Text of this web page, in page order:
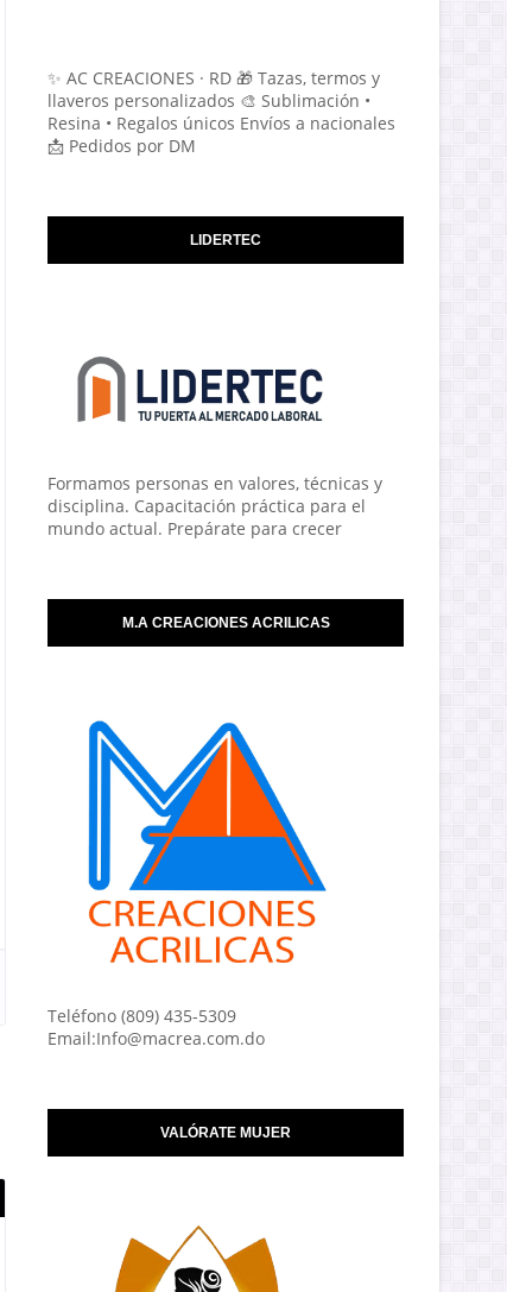
✨ AC CREACIONES · RD 🎁 Tazas, termos y
llaveros personalizados 🎨 Sublimación •
Resina • Regalos únicos Envíos a nacionales
📩 Pedidos por DM
LIDERTEC
Formamos personas en valores, técnicas y
disciplina. Capacitación práctica para el
mundo actual. Prepárate para crecer
M.A CREACIONES ACRILICAS
Teléfono (809) 435-5309
Email:Info@macrea.com.do
VALÓRATE MUJER